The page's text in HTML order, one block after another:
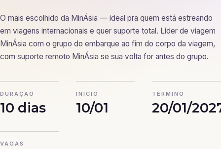
O mais escolhido da MinÁsia — ideal pra quem está estreando
em viagens internacionais e quer suporte total. Líder de viagem
MinÁsia com o grupo do embarque ao fim do corpo da viagem,
com suporte remoto MinÁsia se sua volta for antes do grupo.
DURAÇÃO
10 dias
INÍCIO
10/01
TÉRMINO
20/01/
VAGAS